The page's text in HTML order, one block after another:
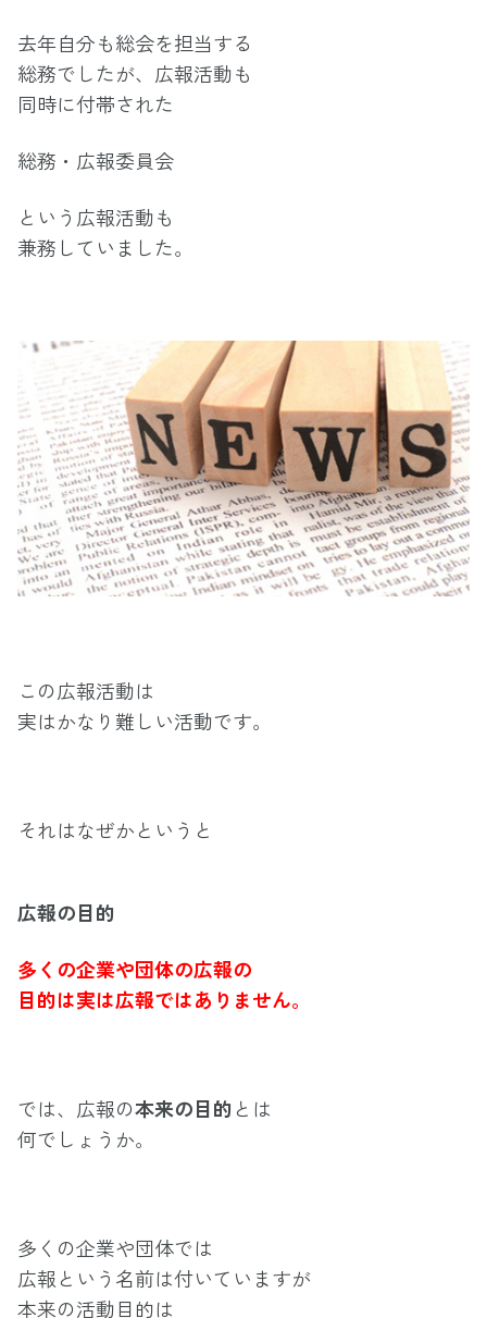
去年自分も総会を担当する
総務でしたが、広報活動も
同時に付帯された
総務・広報委員会
という 広報活動も
兼務していました。
この広報活動は
実はかなり難しい活動です。
それはなぜかというと
広報の目的
多くの企業や団体の広報の
目的は実は広報ではありません。
では、広報の本来の目的 とは
何でしょうか。
多くの企業や団体では
広報という名前は付いていますが
本来の活動目的は